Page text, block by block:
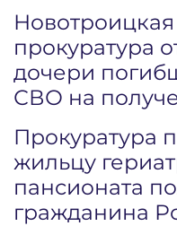
прокуратура
дочери
СВО на
Прокуратура
жильцу
пансионата
гражданина